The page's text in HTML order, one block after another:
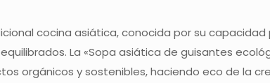
cocina asiática, conocida por su
La «Sopa asiática de guisantes
orgánicos y sostenibles, haciendo eco de la